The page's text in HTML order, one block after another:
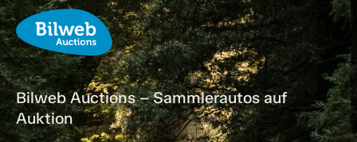
Bilweb Auctions – Sammlerautos auf
Auktion